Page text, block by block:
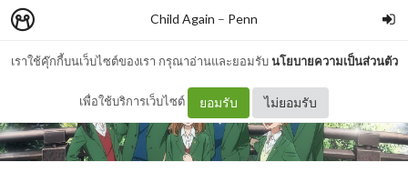
เราใช้คุ๊กกี้บนเว็บไซต์ของเรา กรุณาอ่านและยอมรับนโยบายความเป็นส่วนตัว
เพื่อใช้บริการเว็บไซต์ ยอมรับ ไม่ยอมรับ
Child Again – Penn